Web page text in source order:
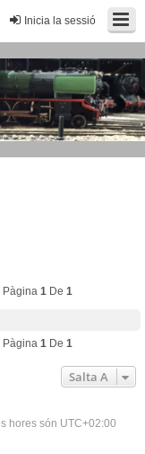
Inicia la sessió
Pàgina 1 De 1
Pàgina 1 De 1
Salta A
hores són UTC+02:00